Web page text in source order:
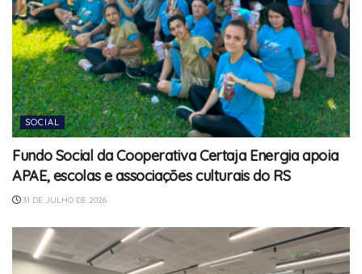
SOCIAL
Fundo Social da Cooperativa Certaja Energia apoia
APAE, escolas e associações culturais do RS
31 DE JULHO DE 2026